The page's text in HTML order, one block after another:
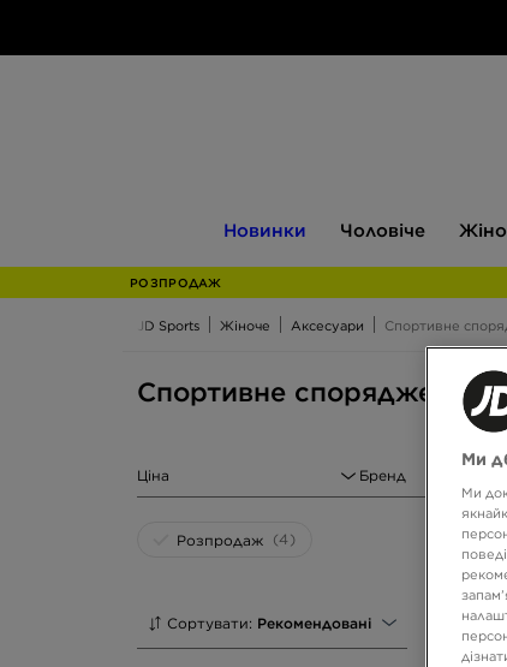
Новинки Чоловіче
РОЗПРОДАЖ
JD Sports Жіноче Аксесуари Спортивне
Спортивне спорядження
Ціна Бренд
Розпродаж (4)
Сортувати: Рекомендовані
Ми
Ми